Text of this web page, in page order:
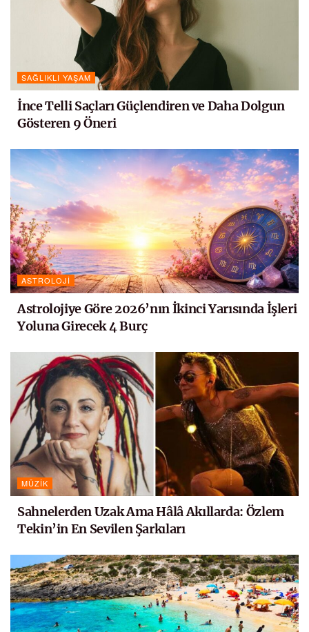
SAĞLIKLI YAŞAM
İnce Telli Saçları Güçlendiren ve Daha Dolgun
Gösteren 9 Öneri
ASTROLOJI
Astrolojiye Göre 2026’nın İkinci Yarısında İşleri
Yoluna Girecek 4 Burç
MÜZIK
Sahnelerden Uzak Ama Hâlâ Akıllarda: Özlem
Tekin’in En Sevilen Şarkıları